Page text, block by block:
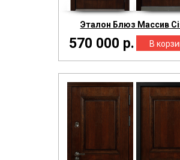
Эталон Блюз Массив
570 000 р.